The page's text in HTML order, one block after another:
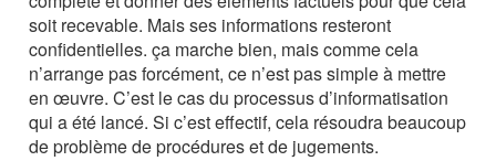
soit recevable. Mais ses informations resteront
confidentielles. ça marche bien, mais comme cela
n’arrange pas forcément, ce n’est pas simple à mettre
en œuvre. C’est le cas du processus d’informatisation
qui a été lancé. Si c’est effectif, cela résoudra beaucoup
de problème de procédures et de jugements.